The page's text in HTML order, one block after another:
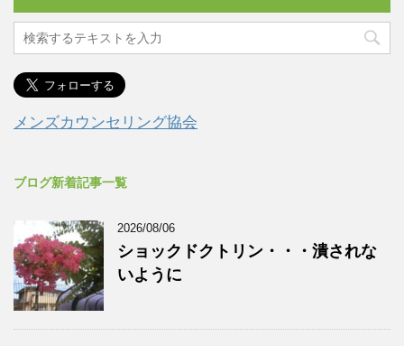
メンズカウンセリング協会
ブログ新着記事一覧
2026/08/06
ショックドクトリン・・・潰されな
いように